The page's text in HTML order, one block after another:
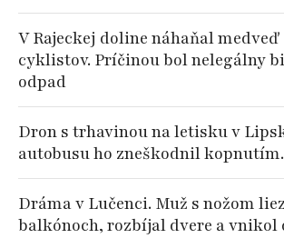
V Rajeckej doline náhaňal medveď
cyklistov. Príčinou bol nelegálny
odpad
Dron s trhavinou na letisku v
autobusu ho zneškodnil kopnutím.
Dráma v Lučenci. Muž s nožom
balkónoch, rozbíjal dvere a vnikol